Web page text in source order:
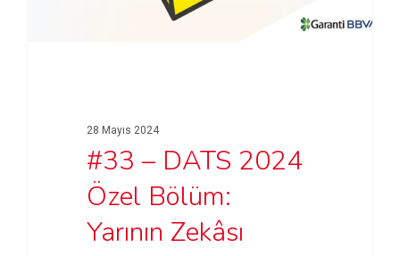
28 Mayıs 2024
#33 – DATS 2024
Özel Bölüm:
Yarının Zekâsı